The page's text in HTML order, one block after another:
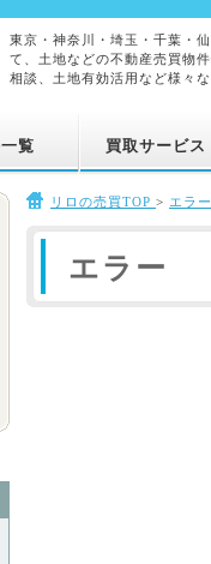
東京・神奈川・埼玉・千葉・
て、土地などの不動産売買物
相談、土地有効活用など様々
覧 買取サービス
リロの売買TOP > エラー
エラー